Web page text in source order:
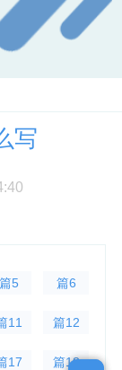
写
篇5 篇6
11 篇12
17 篇18